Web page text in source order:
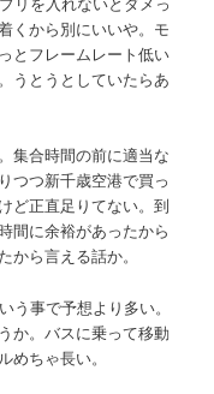
くから別にいいや。モ
とフレームレート低い
うとうとしていたらあ
集合時間の前に適当な
つつ新千歳空港で買っ
ど正直足りてない。到
間に余裕があったから
ら言える話か。
う事で予想より多い。
か。バスに乗って移動
ちゃ長い。